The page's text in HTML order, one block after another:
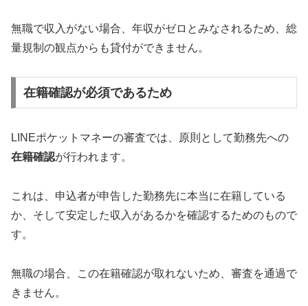
無職で収入がない場合、年収がゼロとみなされるため、総
量規制の観点からも貸付ができません。
在籍確認が必須であるため
LINEポケットマネーの審査では、原則として勤務先への
在籍確認が行われます。
これは、申込者が申告した勤務先に本当に在籍している
か、そして安定した収入があるかを確認するためのもので
す。
無職の場合、この在籍確認が取れないため、審査を通過で
きません。